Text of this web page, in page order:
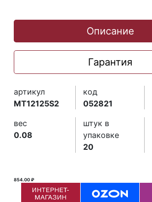
Описание
Гарантия
артикул
MT12125S2
код
052821
вес
0.08
штук в
упаковке
20
854.00 ₽